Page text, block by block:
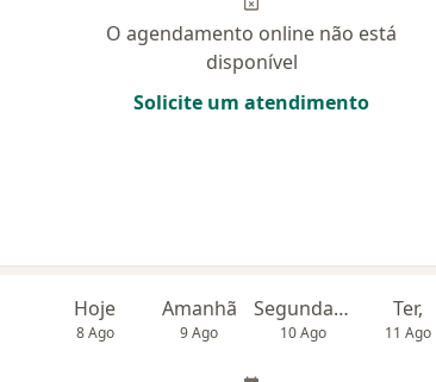
O agendamento online não está
disponível
Solicite um atendimento
Hoje
8 Ago
Amanhã
9 Ago
Segunda-feira
10 Ago
Ter,
11 Ago